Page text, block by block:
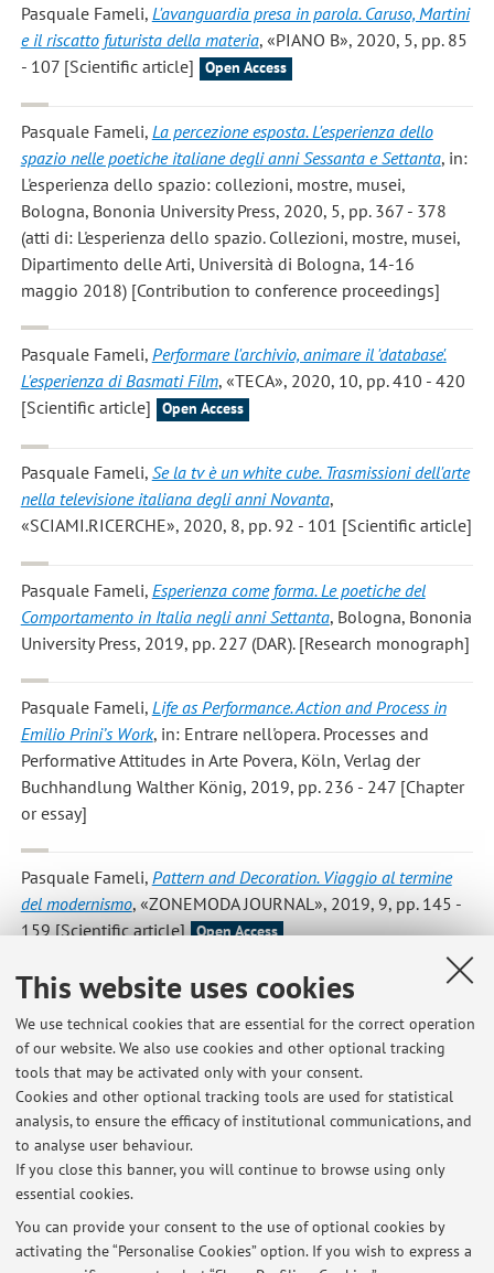
This website uses cookies
We use technical cookies that are essential for the correct operation
of our website. We also use cookies and other optional tracking
tools that may be activated only with your consent.
Cookies and other optional tracking tools are used for statistical
analysis, to ensure the efficacy of institutional communications, and
to analyse user behaviour.
If you close this banner, you will continue to browse using only
essential cookies.
You can provide your consent to the use of optional cookies by
activating the “Personalise Cookies” option. If you wish to express a
Pasquale Fameli, L'avanguardia presa in parola. Caruso, Martini
e il riscatto futurista della materia, «PIANO B», 2020, 5, pp. 85
- 107 [Scientific article]
Open Access
Pasquale Fameli, La percezione esposta. L'esperienza dello
spazio nelle poetiche italiane degli anni Sessanta e Settanta, in:
L'esperienza dello spazio: collezioni, mostre, musei,
Bologna, Bononia University Press, 2020, 5, pp. 367 - 378
(atti di: L'esperienza dello spazio. Collezioni, mostre, musei,
Dipartimento delle Arti, Università di Bologna, 14-16
maggio 2018) [Contribution to conference proceedings]
Pasquale Fameli, Performare l'archivio, animare il 'database'.
L'esperienza di Basmati Film, «TECA», 2020, 10, pp. 410 - 420
[Scientific article]
Open Access
Pasquale Fameli, Se la tv è un white cube. Trasmissioni dell'arte
nella televisione italiana degli anni Novanta,
«SCIAMI.RICERCHE», 2020, 8, pp. 92 - 101 [Scientific article]
Pasquale Fameli, Esperienza come forma. Le poetiche del
Comportamento in Italia negli anni Settanta, Bologna, Bononia
University Press, 2019, pp. 227 (DAR). [Research monograph]
Pasquale Fameli, Life as Performance. Action and Process in
Emilio Prini’s Work, in: Entrare nell'opera. Processes and
Performative Attitudes in Arte Povera, Köln, Verlag der
Buchhandlung Walther König, 2019, pp. 236 - 247 [Chapter
or essay]
Pasquale Fameli, Pattern and Decoration. Viaggio al termine
del modernismo, «ZONEMODA JOURNAL», 2019, 9, pp. 145 -
159 [Scientific article] Open Access
Pasquale Fameli,Schermi, quadri, finestre. Sulla poetica di
Marcantonio Lunardi, «CINERGIE», 2019, 15, pp. 85 - 91
[Scientific article] Open Access
1